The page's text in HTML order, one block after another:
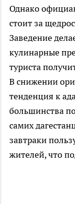
Однако
стоит за
Заведение
кулинарные
туриста
В снижении
тенденция к
большинства
самих
завтраки
жителей, что